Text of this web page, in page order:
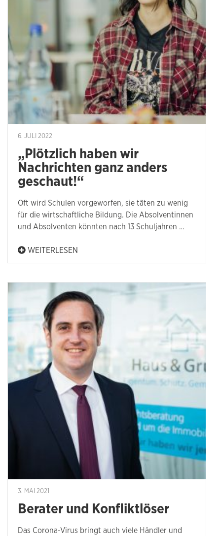
6. JULI 2022
„Plötzlich haben wir
Nachrichten ganz anders
geschaut!“
Oft wird Schulen vorgeworfen, sie täten zu wenig
für die wirtschaftliche Bildung. Die Absolventinnen
und Absolventen könnten nach 13 Schuljahren …
WEITERLESEN
3. MAI 2021
Berater und Konfliktlöser
Das Corona-Virus bringt auch viele Händler und